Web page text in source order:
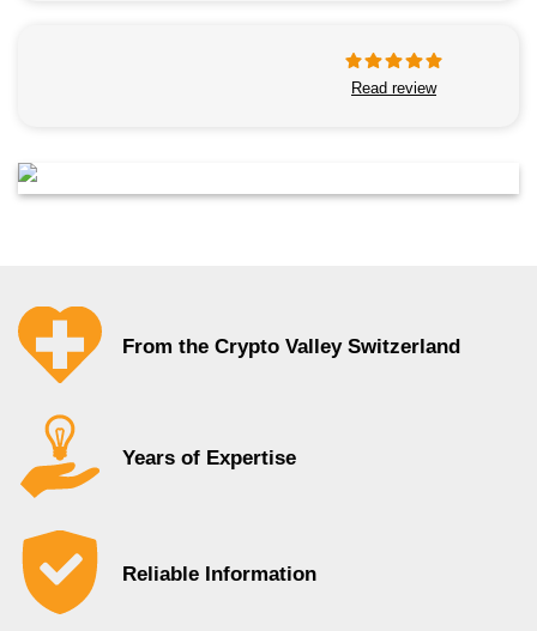
Read review
From the Crypto Valley Switzerland
Years of Expertise
Reliable Information